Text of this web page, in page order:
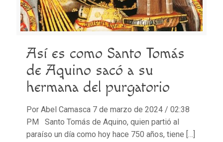
Así es como Santo Tomás
de Aquino sacó a su
hermana del purgatorio
Por Abel Camasca 7 de marzo de 2024 / 02:38
PM Santo Tomás de Aquino, quien partió al
paraíso un día como hoy hace 750 años, tiene […]